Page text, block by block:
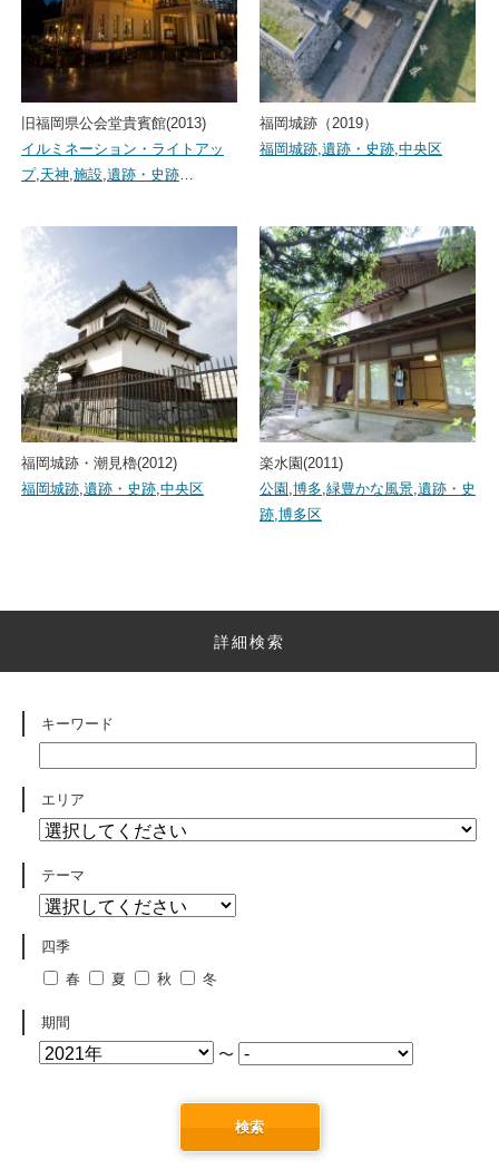
旧福岡県公会堂貴賓館(2013)
イルミネーション・ライトアッ
プ,天神,施設,遺跡・史跡…
福岡城跡（2019）
福岡城跡,遺跡・史跡,中央区
福岡城跡・潮見櫓(2012)
福岡城跡,遺跡・史跡,中央区
楽水園(2011)
公園 ,博多,緑豊かな風景,遺跡・史
跡,博多区
詳細検索
キーワード
エリア
テーマ
四季
春
夏 秋 冬
期間
〜
検索